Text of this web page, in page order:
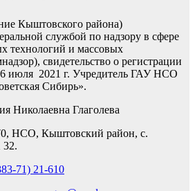
Кыштовского района)
службой по надзору в сфере
технологий и массовых
свидетельство о регистрации
июля 2021 г. Учредитель ГАУ НСО
Сибирь».
Николаевна Глаголева
НСО, Кыштовский район, с.
71) 21-610